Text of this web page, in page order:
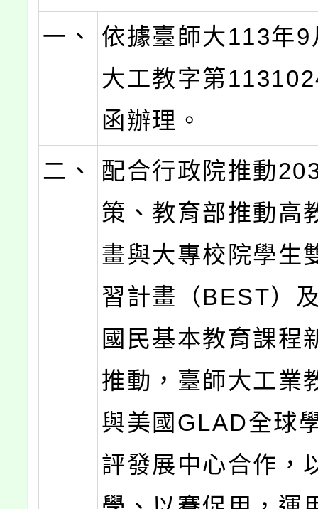
一、
依據臺師大113年
大工教字第
函辦理。
二、
配合行政院推動
策、教育部推動高
畫與大專校院學生
習計畫（BEST）
國民基本教育課程
推動，臺師大工業
與美國GLAD全球
評發展中心合作，